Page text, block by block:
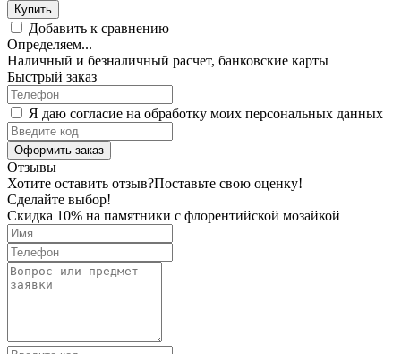
Купить
Добавить к сравнению
Определяем...
Наличный и безналичный расчет, банковские карты
Быстрый заказ
Я даю согласие на обработку моих персональных данных
Оформить заказ
Отзывы
Хотите оставить отзыв?Поставьте свою оценку!
Сделайте выбор!
Скидка 10% на памятники с флорентийской мозайкой